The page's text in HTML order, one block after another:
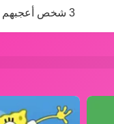
3 شخص أعجبهم هذه اللعبة، انضم إليهم!